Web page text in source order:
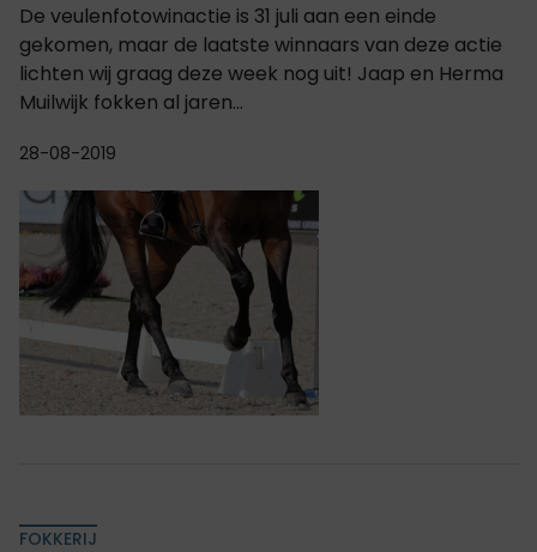
De veulenfotowinactie is 31 juli aan een einde
gekomen, maar de laatste winnaars van deze actie
lichten wij graag deze week nog uit! Jaap en Herma
Muilwijk fokken al jaren...
28-08-2019
FOKKERIJ